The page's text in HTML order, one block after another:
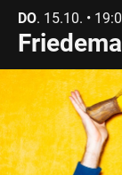
DO. 15.10. •